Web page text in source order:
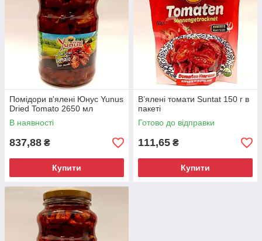
Помідори в'ялені Юнус Yunus
Dried Tomato 2650 мл
В наявності
837,88 ₴
Купити
В’ялені томати Suntat 150 г в
пакеті
Готово до відправки
111,65 ₴
Купити